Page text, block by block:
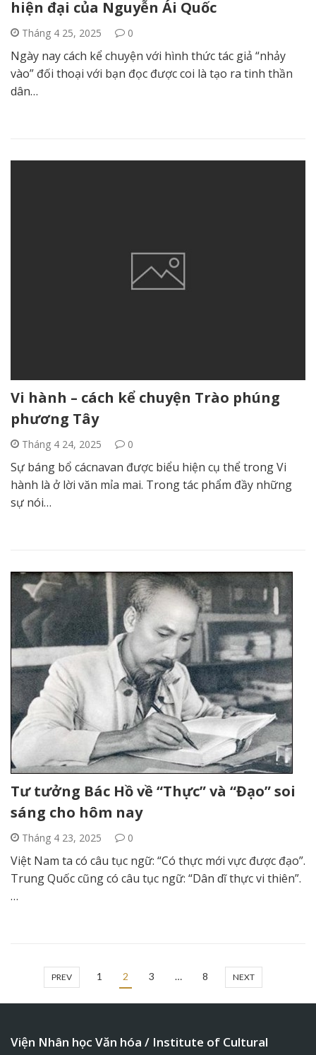
hiện đại của Nguyễn Ái Quốc
Tháng 4 25, 2025 0
Ngày nay cách kể chuyện với hình thức tác giả “nhảy
vào” đối thoại với bạn đọc được coi là tạo ra tinh thần
dân…
Vi hành – cách kể chuyện Trào phúng
phương Tây
Tháng 4 24, 2025 0
Sự báng bổ cácnavan được biểu hiện cụ thể trong Vi
hành là ở lời văn mỉa mai. Trong tác phẩm đầy những
sự nói…
Tư tưởng Bác Hồ về “Thực” và “Đạo” soi
sáng cho hôm nay
Tháng 4 23, 2025 0
Việt Nam ta có câu tục ngữ: “Có thực mới vực được đạo”.
Trung Quốc cũng có câu tục ngữ: “Dân dĩ thực vi thiên”.
…
PREV 1 2 3 … 8 NEXT
Viện Nhân học Văn hóa / Institute of Cultural